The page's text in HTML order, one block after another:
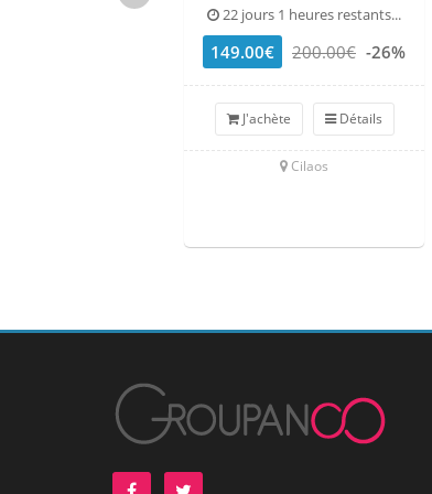
22 jours 1 heures restants...
149.00€ 200.00€ -26%
J'achète Détails
Cilaos